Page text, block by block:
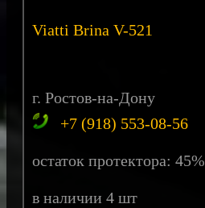
Viatti Brina V-521
г. Ростов-на-Дону
+7 (918) 553-08-56
остаток протектора: 45%
в наличии 4 шт